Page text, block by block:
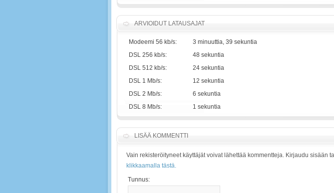
ARVIOIDUT LATAUSAJAT
Modeemi 56 kb/s:
3 minuuttia, 39 sekuntia
DSL 256 kb/s:
48 sekuntia
DSL 512 kb/s:
24 sekuntia
DSL 1 Mb/s:
12 sekuntia
DSL 2 Mb/s:
6 sekuntia
DSL 8 Mb/s:
1 sekuntia
LISÄÄ KOMMENTTI
Vain rekisteröityneet käyttäjät voivat lähettää kommentteja. Kirjaudu sisään
klikkaamalla tästä.
Tunnus: